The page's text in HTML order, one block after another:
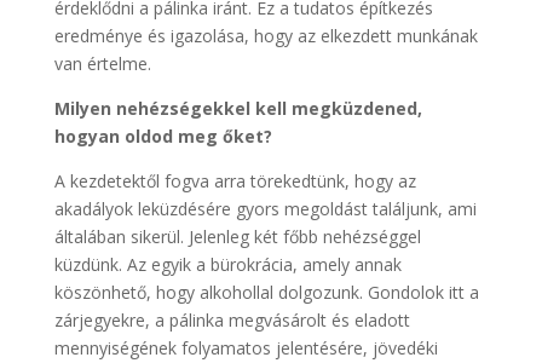
érdeklődni a pálinka iránt. Ez a tudatos építkezés
eredménye és igazolása, hogy az elkezdett munkának
van értelme.
Milyen nehézségekkel kell megküzdened,
hogyan oldod meg őket?
A kezdetektől fogva arra törekedtünk, hogy az
akadályok leküzdésére gyors megoldást találjunk, ami
általában sikerül. Jelenleg két főbb nehézséggel
küzdünk. Az egyik a bürokrácia, amely annak
köszönhető, hogy alkohollal dolgozunk. Gondolok itt a
zárjegyekre, a pálinka megvásárolt és eladott
mennyiségének folyamatos jelentésére, jövedéki